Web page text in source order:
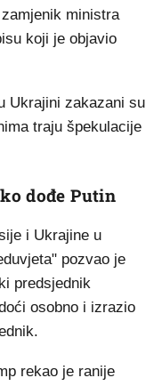
ministra
koji je objavio
Ukrajini zakazani su
traju špekulacije
dođe Putin
i Ukrajine u
pozvao je
predsjednik
osobno i izrazio
rekao je ranije